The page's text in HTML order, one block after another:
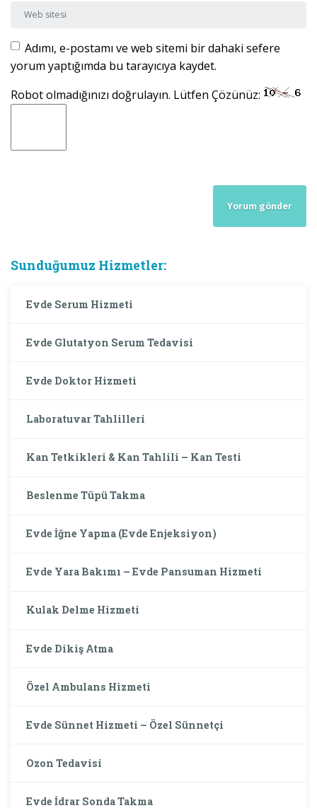
Web sitesi
Adımı, e-postamı ve web sitemi bir dahaki sefere
yorum yaptığımda bu tarayıcıya kaydet.
Robot olmadığınızı doğrulayın. Lütfen Çözünüz:
Sunduğumuz Hizmetler:
Evde Serum Hizmeti
Evde Glutatyon Serum Tedavisi
Evde Doktor Hizmeti
Laboratuvar Tahlilleri
Kan Tetkikleri & Kan Tahlili – Kan Testi
Beslenme Tüpü Takma
Evde İğne Yapma (Evde Enjeksiyon)
Evde Yara Bakımı – Evde Pansuman Hizmeti
Kulak Delme Hizmeti
Evde Dikiş Atma
Özel Ambulans Hizmeti
Evde Sünnet Hizmeti – Özel Sünnetçi
Ozon Tedavisi
Evde İdrar Sonda Takma